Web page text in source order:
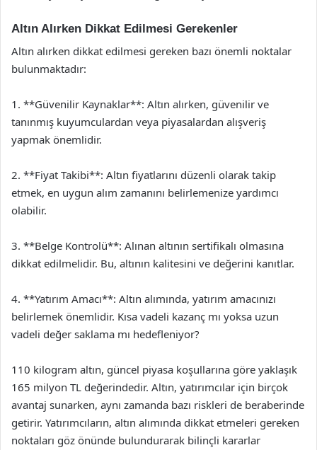
Altın Alırken Dikkat Edilmesi Gerekenler
Altın alırken dikkat edilmesi gereken bazı önemli noktalar
bulunmaktadır:
1. **Güvenilir Kaynaklar**: Altın alırken, güvenilir ve
tanınmış kuyumculardan veya piyasalardan alışveriş
yapmak önemlidir.
2. **Fiyat Takibi**: Altın fiyatlarını düzenli olarak takip
etmek, en uygun alım zamanını belirlemenize yardımcı
olabilir.
3. **Belge Kontrolü**: Alınan altının sertifikalı olmasına
dikkat edilmelidir. Bu, altının kalitesini ve değerini kanıtlar.
4. **Yatırım Amacı**: Altın alımında, yatırım amacınızı
belirlemek önemlidir. Kısa vadeli kazanç mı yoksa uzun
vadeli değer saklama mı hedefleniyor?
110 kilogram altın, güncel piyasa koşullarına göre yaklaşık
165 milyon TL değerindedir. Altın, yatırımcılar için birçok
avantaj sunarken, aynı zamanda bazı riskleri de beraberinde
getirir. Yatırımcıların, altın alımında dikkat etmeleri gereken
noktaları göz önünde bulundurarak bilinçli kararlar